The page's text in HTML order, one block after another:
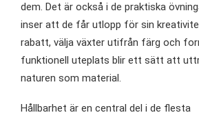
dem. Det är också i de praktiska
inser att de får utlopp för sin
rabatt, välja växter utifrån färg och
funktionell uteplats blir ett sätt att
naturen som material.
Hållbarhet är en central del i de flesta